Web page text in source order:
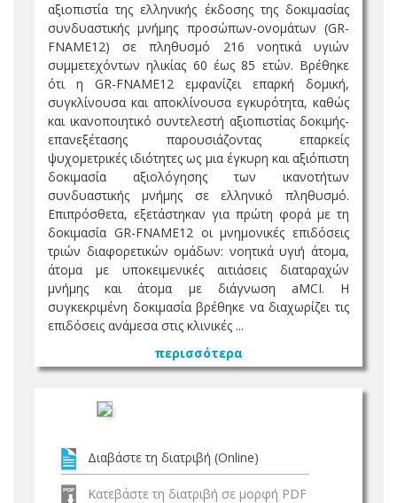
αξιοπιστία της ελληνικής έκδοσης της δοκιμασίας
συνδυαστικής μνήμης προσώπων-ονομάτων (GR-
FNAME12) σε πληθυσμό 216 νοητικά υγιών
συμμετεχόντων ηλικίας 60 έως 85 ετών. Βρέθηκε
ότι η GR-FNAME12 εμφανίζει επαρκή δομική,
συγκλίνουσα και αποκλίνουσα εγκυρότητα, καθώς
και ικανοποιητικό συντελεστή αξιοπιστίας δοκιμής-
επανεξέτασης παρουσιάζοντας επαρκείς
ψυχομετρικές ιδιότητες ως μια έγκυρη και αξιόπιστη
δοκιμασία αξιολόγησης των ικανοτήτων
συνδυαστικής μνήμης σε ελληνικό πληθυσμό.
Επιπρόσθετα, εξετάστηκαν για πρώτη φορά με τη
δοκιμασία GR-FNAME12 οι μνημονικές επιδόσεις
τριών διαφορετικών ομάδων: νοητικά υγιή άτομα,
άτομα με υποκειμενικές αιτιάσεις διαταραχών
μνήμης και άτομα με διάγνωση aMCI. Η
συγκεκριμένη δοκιμασία βρέθηκε να διαχωρίζει τις
επιδόσεις ανάμεσα στις κλινικές ...
περισσότερα
Διαβάστε τη διατριβή (Online)
Κατεβάστε τη διατριβή σε μορφή PDF